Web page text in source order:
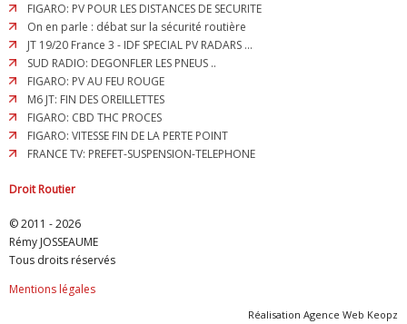
FIGARO: PV POUR LES DISTANCES DE SECURITE
On en parle : débat sur la sécurité routière
JT 19/20 France 3 - IDF SPECIAL PV RADARS ...
SUD RADIO: DEGONFLER LES PNEUS ..
FIGARO: PV AU FEU ROUGE
M6 JT: FIN DES OREILLETTES
FIGARO: CBD THC PROCES
FIGARO: VITESSE FIN DE LA PERTE POINT
FRANCE TV: PREFET-SUSPENSION-TELEPHONE
Droit Routier
© 2011 - 2026
Rémy JOSSEAUME
Tous droits réservés
Mentions légales
Réalisation Agence Web Keopz